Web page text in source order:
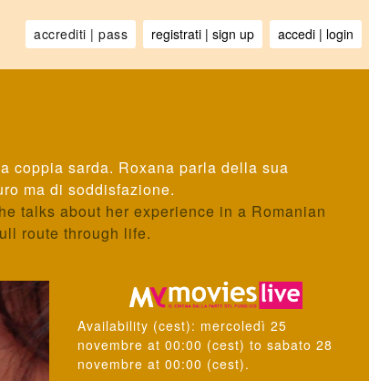
coppia sarda. Roxana parla della sua
ma di soddisfazione.
talks about her experience in a Romanian
route through life.
Availability (cest): mercoledì 25
novembre at 00:00 (cest) to sabato 28
novembre at 00:00 (cest).